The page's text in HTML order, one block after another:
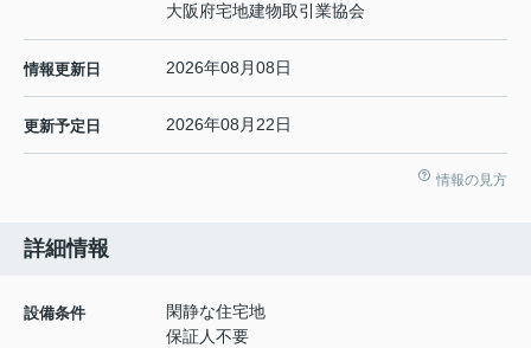
大阪府宅地建物取引業協会
情報更新日 2026年08月08日
更新予定日 2026年08月22日
情報の見方
詳細情報
設備条件
閑静な住宅地
保証人不要